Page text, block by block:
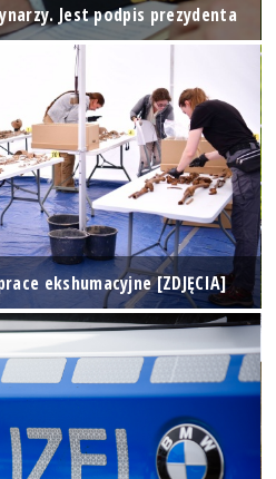
Jest podpis prezydenta
ekshumacyjne [ZDJĘCIA]